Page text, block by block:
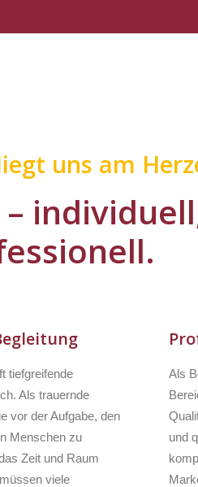
uns am
tiefgreifende
Als trauernde
vor der Aufgabe, den
Menschen zu
Zeit und Raum
viele
Als
und